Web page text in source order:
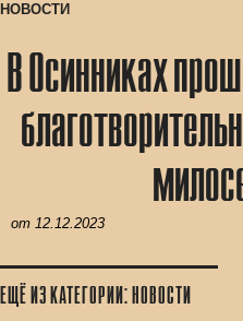
НОВОСТИ
В Осинниках
от 12.12.2023
ЕЩЁ ИЗ КАТЕГОРИИ: НОВОСТИ